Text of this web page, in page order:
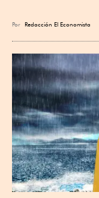
Por Redacción El Economista